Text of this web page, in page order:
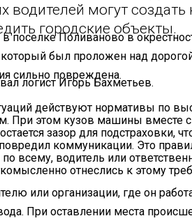
водителей могут
городские объекты.
в поселке Поливаново в
который был проложен над
сильно повреждена.
логист Игорь Бахметьев.
действуют нормативы по
При этом кузов машины вместе
зазор для подстраховки,
коммуникации. Это
всему, водитель или
отнеслись к этому
или организации, где он
При оставлении места